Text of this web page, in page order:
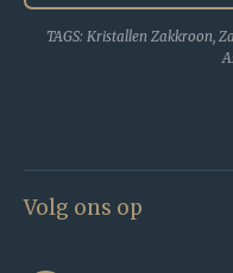
TAGS: Kristallen Zakkroon,
Volg ons op